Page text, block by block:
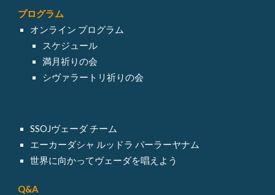
プログラム
オンライン プログラム
スケジュール
満月祈りの会
シヴァラートリ祈りの会
SSOJヴェーダ チーム
エーカーダシャ ルッドラ パーラーヤナム
世界に向かってヴェーダを唱えよう
Q&A